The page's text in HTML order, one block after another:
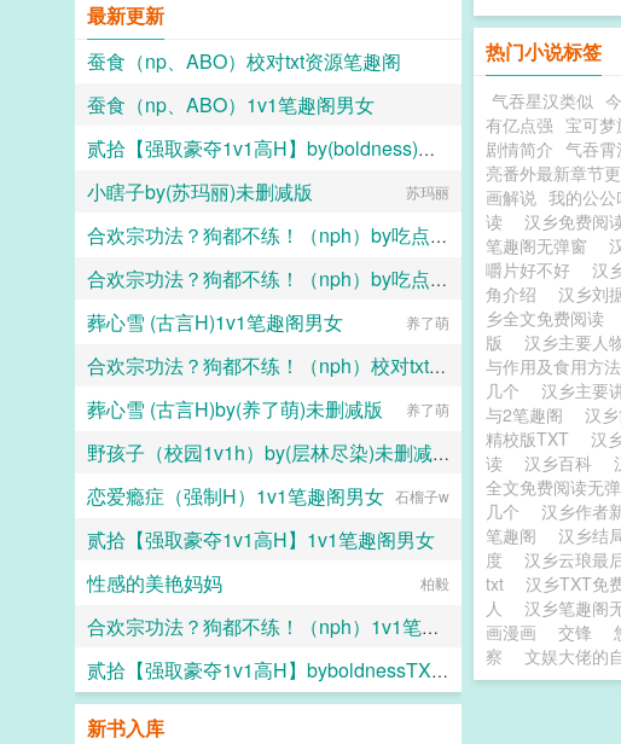
热门小说标签
气吞星汉类似
有亿点强 宝可梦
剧情简介 气吞霄
亮番外最新章节
画解说 我的公
读
汉乡免费阅
笔趣阁无弹窗
嚼片好不好
汉
角介绍
汉乡刘
乡全文免费阅读
版
汉乡主要人
与作用及食用方法
几个
汉乡主要
与2笔趣阁
汉
精校版TXT
汉
读
汉乡百科
全文免费阅读无
几个
汉乡作者
笔趣阁
汉乡结
度
汉乡云琅最
txt
汉乡TXT免
人
汉乡笔趣阁
画漫画
交锋
察
文娱大佬的
最新更新
蚕食（np、ABO）校对txt资源笔趣阁
兔坠七（名字倒写版）
蚕食（np、ABO）1v1笔趣阁男女
兔坠七（名字倒写版）
贰拾【强取豪夺1v1高H】by(boldness)未删减版
boldness
小瞎子by(苏玛丽)未删减版 苏玛丽
合欢宗功法？狗都不练！（nph）by吃点好的TXT百度网盘
吃点好的合欢宗功法？狗都不练！（nph）by吃点好的免费阅读
吃点好的
葬心雪 (古言H)1v1笔趣阁男女 养了萌
合欢宗功法？狗都不练！（nph）校对txt资源笔趣阁
吃点好的
葬心雪 (古言H)by(养了萌)未删减版 养了萌
野孩子（校园1v1h）by(层林尽染)未删减版
层林尽染
恋爱瘾症（强制H）1v1笔趣阁男女 石榴子w
贰拾【强取豪夺1v1高H】1v1笔趣阁男女
boldness
性感的美艳妈妈 柏毅
合欢宗功法？狗都不练！（nph）1v1笔趣阁男女
吃点好的贰拾【强取豪夺1v1高H】byboldnessTXT百度网盘
新书入库